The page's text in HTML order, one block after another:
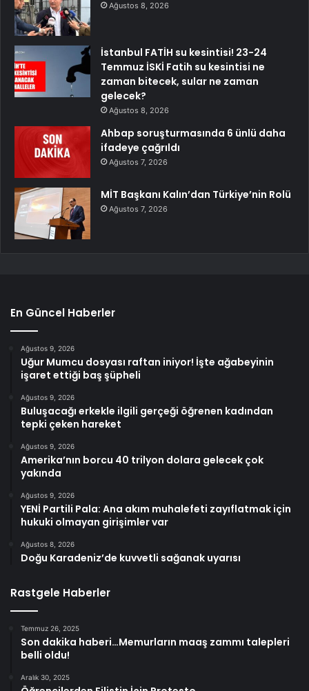
Ağustos 8, 2026
İstanbul FATİH su kesintisi! 23-24
Temmuz İSKİ Fatih su kesintisi ne
zaman bitecek, sular ne zaman
gelecek?
Ağustos 8, 2026
Ahbap soruşturmasında 6 ünlü daha
ifadeye çağrıldı
Ağustos 7, 2026
MİT Başkanı Kalın’dan Türkiye’nin Rolü
Ağustos 7, 2026
En Güncel Haberler
Ağustos 9, 2026
Uğur Mumcu dosyası raftan iniyor! İşte ağabeyinin
işaret ettiği baş şüpheli
Ağustos 9, 2026
Buluşacağı erkekle ilgili gerçeği öğrenen kadından
tepki çeken hareket
Ağustos 9, 2026
Amerika’nın borcu 40 trilyon dolara gelecek çok
yakında
Ağustos 9, 2026
YENİ Partili Pala: Ana akım muhalefeti zayıflatmak için
hukuki olmayan girişimler var
Ağustos 8, 2026
Doğu Karadeniz’de kuvvetli sağanak uyarısı
Rastgele Haberler
Temmuz 26, 2025
Son dakika haberi…Memurların maaş zammı talepleri
belli oldu!
Aralık 30, 2025